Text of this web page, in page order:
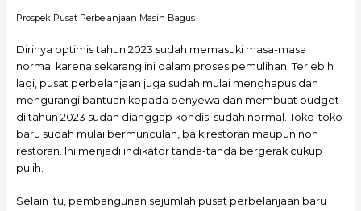
Prospek Pusat Perbelanjaan Masih Bagus
Dirinya optimis tahun 2023 sudah memasuki masa-masa
normal karena sekarang ini dalam proses pemulihan. Terlebih
lagi, pusat perbelanjaan juga sudah mulai menghapus dan
mengurangi bantuan kepada penyewa dan membuat budget
di tahun 2023 sudah dianggap kondisi sudah normal. Toko-toko
baru sudah mulai bermunculan, baik restoran maupun non
restoran. Ini menjadi indikator tanda-tanda bergerak cukup
pulih.
Selain itu, pembangunan sejumlah pusat perbelanjaan baru